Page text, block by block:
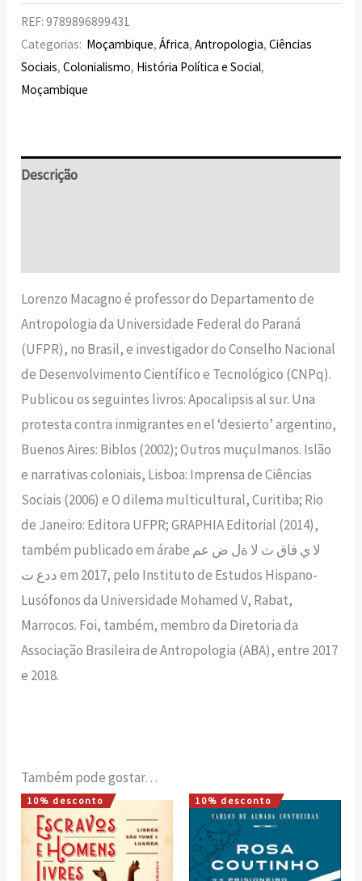
REF:9789896899431
Categorias: Moçambique,África,Antropologia,Ciências
Sociais,Colonialismo, História Política e Social,
Moçambique
Descrição
Lorenzo Macagno é professor do Departamento de
Antropologia da Universidade Federal do Paraná
(UFPR), no Brasil, e investigador do Conselho Nacional
de Desenvolvimento Científico e Tecnológico (CNPq).
Publicou os seguintes livros: Apocalipsis al sur. Una
protesta contra inmigrantes en el ‘desierto’ argentino,
Buenos Aires: Biblos (2002); Outros muçulmanos. Islão
e narrativas coloniais, Lisboa: Imprensa de Ciências
Sociais (2006) e O dilema multicultural, Curitiba; Rio
de Janeiro: Editora UFPR; GRAPHIA Editorial (2014),
também publicado em árabe لا ي فاق ث لا ةل ض عم
ددع ت em 2017, pelo Instituto de Estudos Hispano-
Lusófonos da Universidade Mohamed V, Rabat,
Marrocos. Foi, também, membro da Diretoria da
Associação Brasileira de Antropologia (ABA), entre 2017
e 2018.
Também pode gostar…
10% desconto
O
preço
original
era:
16,00 €.
O
preço
atual
é:
14,40 €.
10% desconto
O
preço
original
era:
24,80 €.
O
preço
é:
22,32 €.